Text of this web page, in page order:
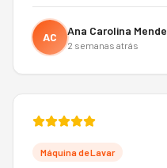
AC Ana Carolina
2 semanas atrás
Máquina de Lavar